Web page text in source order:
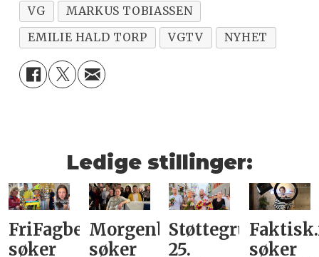
VG
MARKUS TOBIASSEN
EMILIE HALD TORP
VGTV NYHET
Ledige stillinger:
FriFagbevegelse
søker
Morgenbladet
søker
Støttegruppa
25.
søker